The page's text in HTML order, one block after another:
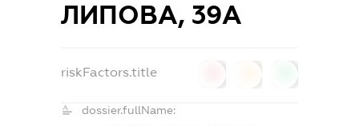
ЛИПОВА, 39А
riskFactors.title
dossier.fullName: